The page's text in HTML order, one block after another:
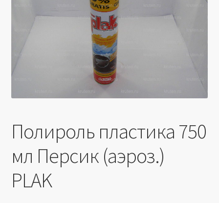
Производители
Полироль пластика 750
мл Персик (аэроз.)
PLAK